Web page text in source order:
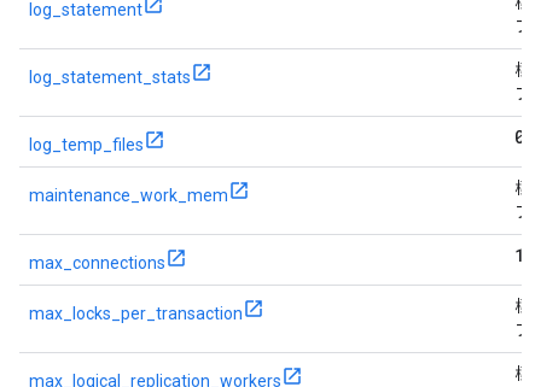
log_statement
フ
log_statement_stats
標
フ
log_temp_files 0
maintenance_work_mem
標
フ
max_connections
max_locks_per_transaction
標
フ
max_logical_replication_workers
標